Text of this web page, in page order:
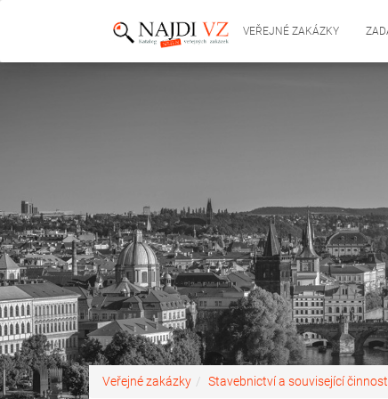
VEŘEJNÉ ZAKÁZKY
Veřejné zakázky Stavebnictví a související